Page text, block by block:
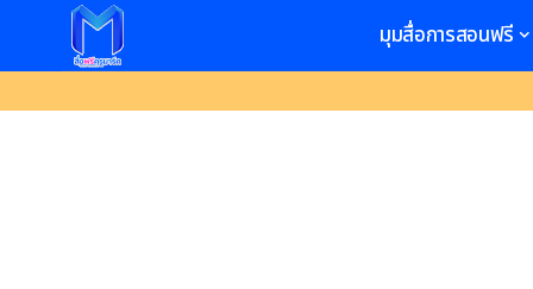
มุมสื่อการสอนฟรี